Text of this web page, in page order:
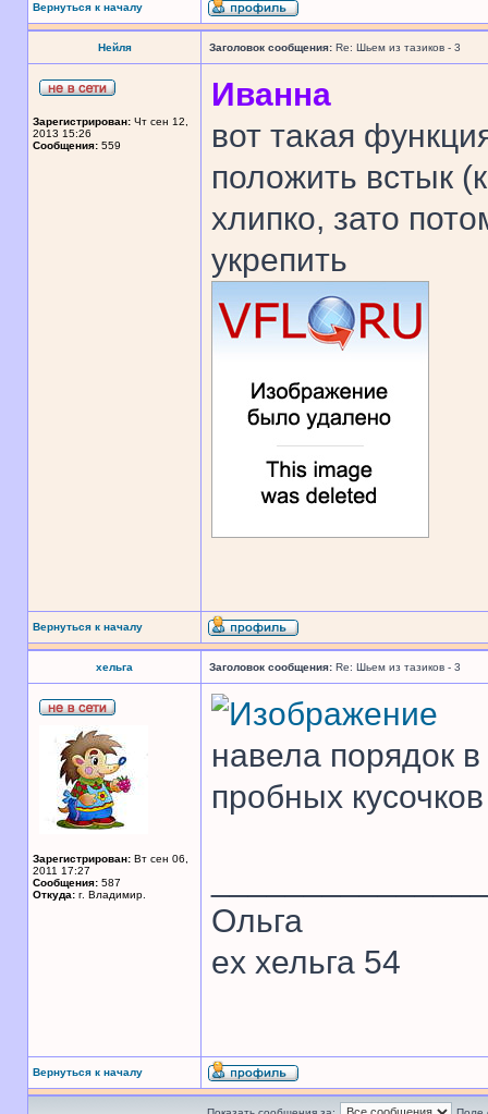
Вернуться к началу
Нейля Заголовок сообщения: Re: Шьем из тазиков - 3
Зарегистрирован: Чт сен 12,
2013 15:26
Сообщения: 559
Иванна
вот такая
положить встык
хлипко, зато
укрепить
Вернуться к началу
хельга Заголовок сообщения: Re: Шьем из тазиков - 3
Зарегистрирован: Вт сен 06,
2011 17:27
Сообщения: 587
Откуда: г. Владимир.
навела порядок
пробных
Ольга
ex хельга 54
Вернуться к началу